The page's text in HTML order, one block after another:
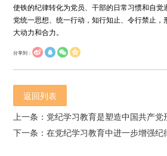
使铁的纪律转化为党员、干部的日常习惯和自觉
党统一思想、统一行动，知行知止、令行禁止，
大动力和合力。
分享到：
返回列表
上一条：党纪学习教育是塑造中国共产党
下一条：在党纪学习教育中进一步增强纪